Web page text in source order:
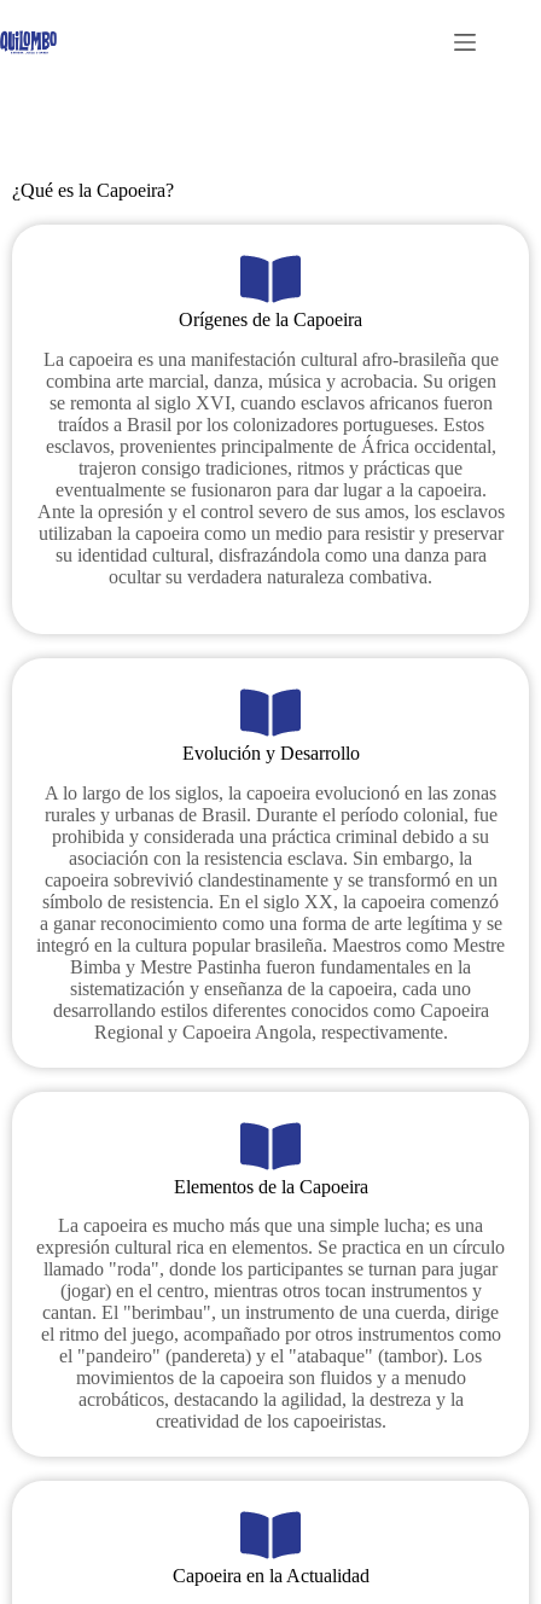
¿Qué es la Capoeira?
Orígenes de la Capoeira
La capoeira es una manifestación cultural afro-brasileña que
combina arte marcial, danza, música y acrobacia. Su origen
se remonta al siglo XVI, cuando esclavos africanos fueron
traídos a Brasil por los colonizadores portugueses. Estos
esclavos, provenientes principalmente de África occidental,
trajeron consigo tradiciones, ritmos y prácticas que
eventualmente se fusionaron para dar lugar a la capoeira.
Ante la opresión y el control severo de sus amos, los esclavos
utilizaban la capoeira como un medio para resistir y preservar
su identidad cultural, disfrazándola como una danza para
ocultar su verdadera naturaleza combativa.
Evolución y Desarrollo
A lo largo de los siglos, la capoeira evolucionó en las zonas
rurales y urbanas de Brasil. Durante el período colonial, fue
prohibida y considerada una práctica criminal debido a su
asociación con la resistencia esclava. Sin embargo, la
capoeira sobrevivió clandestinamente y se transformó en un
símbolo de resistencia. En el siglo XX, la capoeira comenzó
a ganar reconocimiento como una forma de arte legítima y se
integró en la cultura popular brasileña. Maestros como Mestre
Bimba y Mestre Pastinha fueron fundamentales en la
sistematización y enseñanza de la capoeira, cada uno
desarrollando estilos diferentes conocidos como Capoeira
Regional y Capoeira Angola, respectivamente.
Elementos de la Capoeira
La capoeira es mucho más que una simple lucha; es una
expresión cultural rica en elementos. Se practica en un círculo
llamado "roda", donde los participantes se turnan para jugar
(jogar) en el centro, mientras otros tocan instrumentos y
cantan. El "berimbau", un instrumento de una cuerda, dirige
el ritmo del juego, acompañado por otros instrumentos como
el "pandeiro" (pandereta) y el "atabaque" (tambor). Los
movimientos de la capoeira son fluidos y a menudo
acrobáticos, destacando la agilidad, la destreza y la
creatividad de los capoeiristas.
Capoeira en la Actualidad